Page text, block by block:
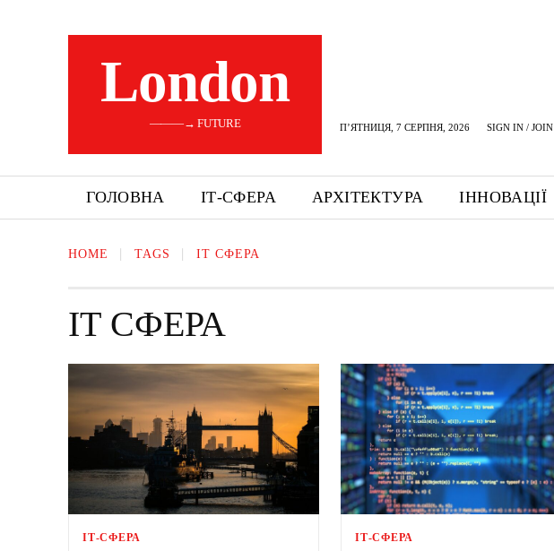
London
———→ FUTURE П’ЯТНИЦЯ, 7 СЕРПНЯ, 2026 SIGN IN / JOIN
ГОЛОВНА ІТ-СФЕРА АРХІТЕКТУРА ІННОВАЦІЇ
HOME TAGS ІТ СФЕРА
ІТ СФЕРА
ІТ-СФЕРА ІТ-СФЕРА